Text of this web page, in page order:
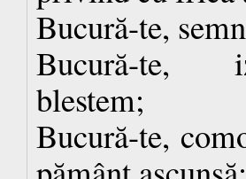
Bucură-te,
Bucură-te,
blestem;
Bucură-te,